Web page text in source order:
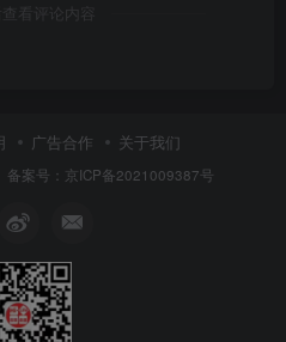
看评论内容
广告合作 关于我们
备案号：京ICP备2021009387号